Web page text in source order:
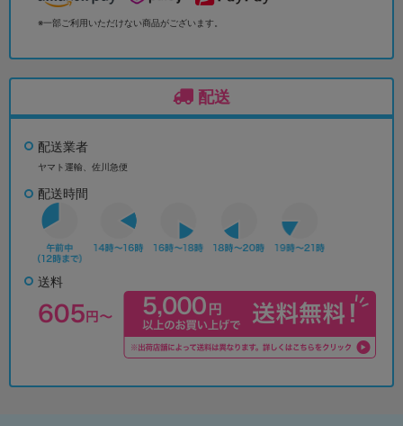
※一部ご利用いただけない商品がございます。
配送
配送業者
ヤマト運輸、佐川急便
配送時間
送料